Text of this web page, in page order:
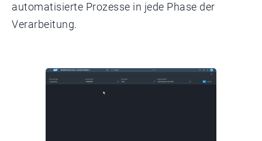
automatisierte Prozesse in jede Phase der
Verarbeitung.